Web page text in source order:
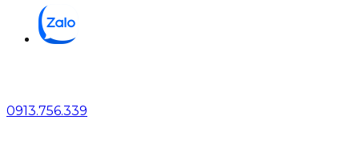
0913.756.339